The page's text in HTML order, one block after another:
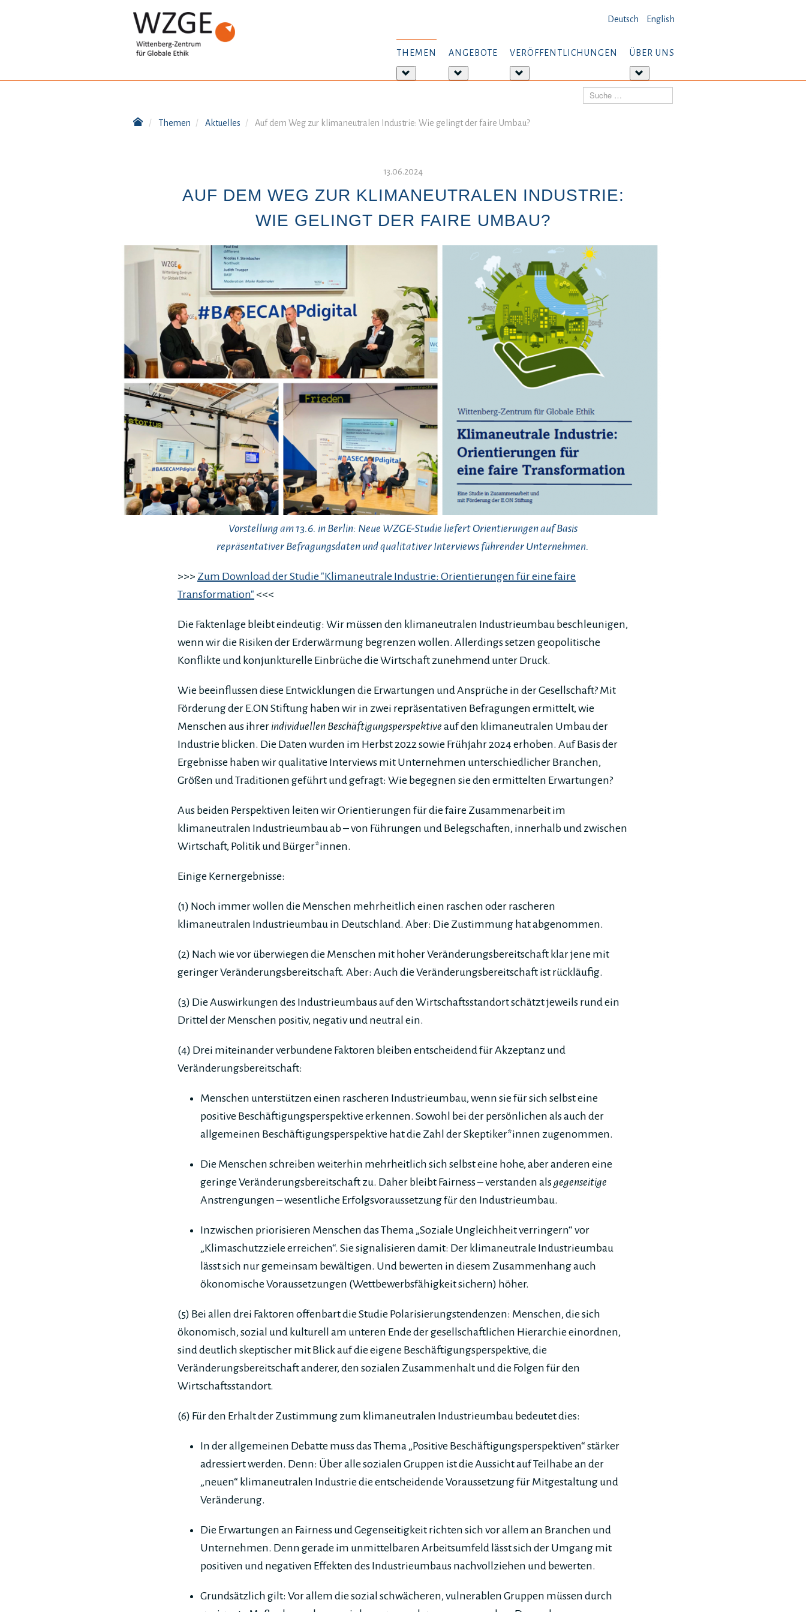
Deutsch English
THEMEN
Informationen:
ANGEBOTE
Informationen:
VERÖFFENTLICHUNGEN
Informationen:
ÜBER UNS
Informationen:
uns
Suchen
Themen Aktuelles Auf dem Weg zur klimaneutralen Industrie: Wie gelingt der faire Umbau?
13.06.2024
AUF DEM WEG ZUR KLIMANEUTRALEN INDUSTRIE:
WIE GELINGT DER FAIRE UMBAU?
Vorstellung am 13.6. in Berlin: Neue WZGE-Studie liefert Orientierungen auf Basis
repräsentativer Befragungsdaten und qualitativer Interviews führender Unternehmen.
>>> Zum Download der Studie "Klimaneutrale Industrie: Orientierungen für eine faire
Transformation" <<<
Die Faktenlage bleibt eindeutig: Wir müssen den klimaneutralen Industrieumbau beschleunigen,
wenn wir die Risiken der Erderwärmung begrenzen wollen. Allerdings setzen geopolitische
Konflikte und konjunkturelle Einbrüche die Wirtschaft zunehmend unter Druck.
Wie beeinflussen diese Entwicklungen die Erwartungen und Ansprüche in der Gesellschaft? Mit
Förderung der E.ON Stiftung haben wir in zwei repräsentativen Befragungen ermittelt, wie
Menschen aus ihrer individuellen Beschäftigungsperspektive auf den klimaneutralen Umbau der
Industrie blicken. Die Daten wurden im Herbst 2022 sowie Frühjahr 2024 erhoben. Auf Basis der
Ergebnisse haben wir qualitative Interviews mit Unternehmen unterschiedlicher Branchen,
Größen und Traditionen geführt und gefragt: Wie begegnen sie den ermittelten Erwartungen?
Aus beiden Perspektiven leiten wir Orientierungen für die faire Zusammenarbeit im
klimaneutralen Industrieumbau ab – von Führungen und Belegschaften, innerhalb und zwischen
Wirtschaft, Politik und Bürger*innen.
Einige Kernergebnisse:
(1) Noch immer wollen die Menschen mehrheitlich einen raschen oder rascheren
klimaneutralen Industrieumbau in Deutschland. Aber: Die Zustimmung hat abgenommen.
(2) Nach wie vor überwiegen die Menschen mit hoher Veränderungsbereitschaft klar jene mit
geringer Veränderungsbereitschaft. Aber: Auch die Veränderungsbereitschaft ist rückläufig.
(3) Die Auswirkungen des Industrieumbaus auf den Wirtschaftsstandort schätzt jeweils rund ein
Drittel der Menschen positiv, negativ und neutral ein.
(4) Drei miteinander verbundene Faktoren bleiben entscheidend für Akzeptanz und
Veränderungsbereitschaft:
Menschen unterstützen einen rascheren Industrieumbau, wenn sie für sich selbst eine
positive Beschäftigungsperspektive erkennen. Sowohl bei der persönlichen als auch der
allgemeinen Beschäftigungsperspektive hat die Zahl der Skeptiker*innen zugenommen.
Die Menschen schreiben weiterhin mehrheitlich sich selbst eine hohe, aber anderen eine
geringe Veränderungsbereitschaft zu. Daher bleibt Fairness – verstanden als gegenseitige
Anstrengungen – wesentliche Erfolgsvoraussetzung für den Industrieumbau.
Inzwischen priorisieren Menschen das Thema „Soziale Ungleichheit verringern“ vor
„Klimaschutzziele erreichen“. Sie signalisieren damit: Der klimaneutrale Industrieumbau
lässt sich nur gemeinsam bewältigen. Und bewerten in diesem Zusammenhang auch
ökonomische Voraussetzungen (Wettbewerbsfähigkeit sichern) höher.
(5) Bei allen drei Faktoren offenbart die Studie Polarisierungstendenzen: Menschen, die sich
ökonomisch, sozial und kulturell am unteren Ende der gesellschaftlichen Hierarchie einordnen,
sind deutlich skeptischer mit Blick auf die eigene Beschäftigungsperspektive, die
Veränderungsbereitschaft anderer, den sozialen Zusammenhalt und die Folgen für den
Wirtschaftsstandort.
(6) Für den Erhalt der Zustimmung zum klimaneutralen Industrieumbau bedeutet dies:
In der allgemeinen Debatte muss das Thema „Positive Beschäftigungsperspektiven“ stärker
adressiert werden. Denn: Über alle sozialen Gruppen ist die Aussicht auf Teilhabe an der
„neuen“ klimaneutralen Industrie die entscheidende Voraussetzung für Mitgestaltung und
Veränderung.
Die Erwartungen an Fairness und Gegenseitigkeit richten sich vor allem an Branchen und
Unternehmen. Denn gerade im unmittelbaren Arbeitsumfeld lässt sich der Umgang mit
positiven und negativen Effekten des Industrieumbaus nachvollziehen und bewerten.
Grundsätzlich gilt: Vor allem die sozial schwächeren, vulnerablen Gruppen müssen durch